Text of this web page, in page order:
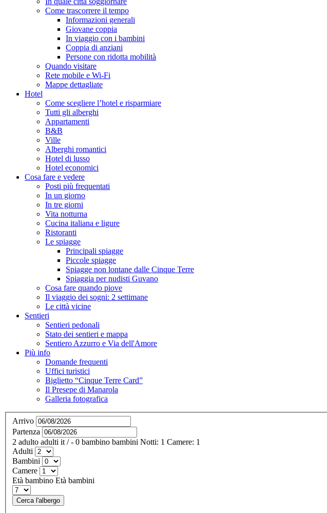
Come trascorrere il tempo
Informazioni generali
Giovane coppia
In viaggio con i bambini
Coppia di anziani
Persone con ridotta mobilità
Quando visitare
Rete mobile e Wi-Fi
Mappe dettagliate
Hotel
Come scegliere l’hotel e risparmiare
Tutti gli alberghi
Appartamenti
B&B
Ville
Alberghi romantici
Hotel di lusso
Hotel economici
Cosa fare e vedere
Posti più frequentati
In un giorno
In tre giorni
Vita notturna
Cucina italiana e ligure
Ristoranti
Le spiagge
Principali spiagge
Piccole spiagge
Spiagge non lontane dalle Cinque Terre
Spiaggia per nudisti Guvano
Cosa fare quando piove
Il viaggio dei sogni: 2 settimane
Le città vicine
Sentieri
Sentieri pedonali
Stato dei sentieri e mappa
Sentiero Azzurro e Via dell'Amore
Più info
Domande frequenti
Uffici turistici
Biglietto “Cinque Terre Card”
Il Presepe di Manarola
Galleria fotografica
Arrivo
Partenza
2 adulto adulti it / - 0 bambino bambini Notti: 1 Camere: 1
Adulti
Bambini
Camere
Età bambino Età bambini
Cerca l'albergo